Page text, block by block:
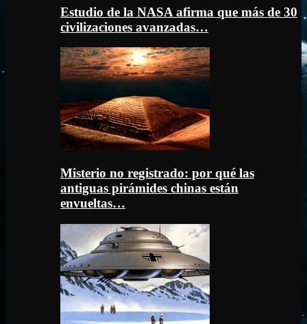
Estudio de la NASA afirma que más de 30
civilizaciones avanzadas…
Misterio no registrado: por qué las
antiguas pirámides chinas están
envueltas…